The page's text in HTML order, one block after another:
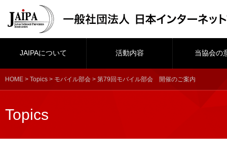
JAIPAについて 活動内容 当協会の
HOME > Topics > モバイル部会 > 第79回モバイル部会 開催のご案内
Topics